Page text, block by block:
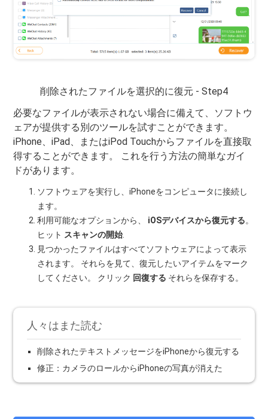
削除されたファイルを選択的に復元 - Step4
必要なファイルが表示されない場合に備えて、ソフトウ
ェアが提供する別のツールを試すことができます。
iPhone、iPad、またはiPod Touchからファイルを直接取
得することができます。 これを行う方法の簡単なガイ
ドがあります。
ソフトウェアを実行し、iPhoneをコンピュータに接続し
ます。
利用可能なオプションから、 iOSデバイスから復元する。
ヒット スキャンの開始.
見つかったファイルはすべてソフトウェアによって表示
されます。 それらを見て、復元したいアイテムをマーク
してください。 クリック 回復する それらを保存する。
人々はまた読む
削除されたテキストメッセージをiPhoneから復元する
修正：カメラのロールからiPhoneの写真が消えた